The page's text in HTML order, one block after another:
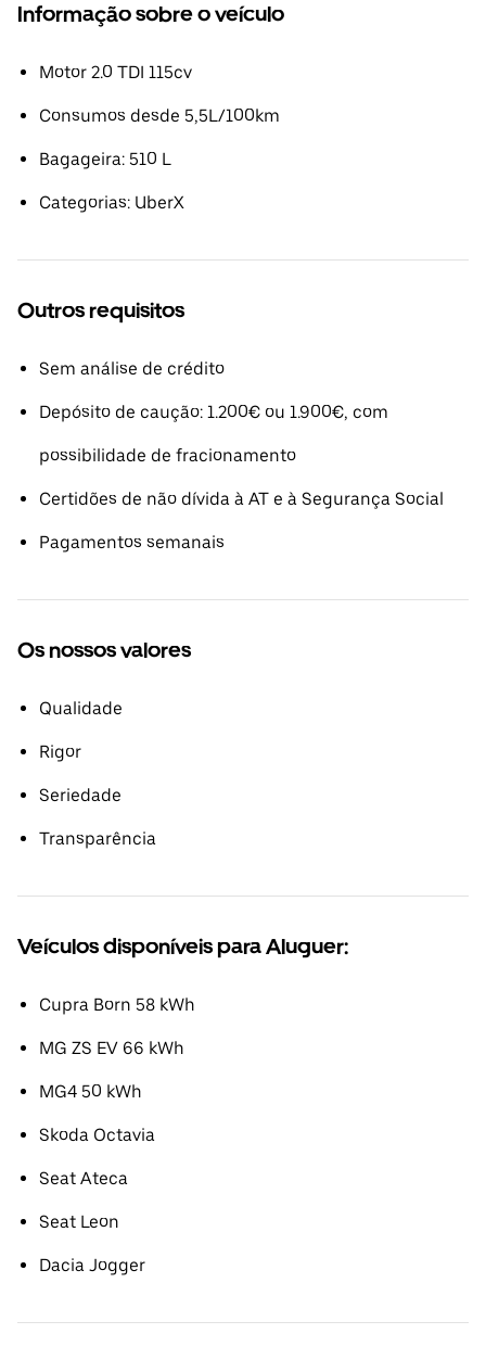
Informação sobre o veículo
Motor 2.0 TDI 115cv
Consumos desde 5,5L/100km
Bagageira: 510 L
Categorias: UberX
Outros requisitos
Sem análise de crédito
Depósito de caução: 1.200€ ou 1.900€, com
possibilidade de fracionamento
Certidões de não dívida à AT e à Segurança Social
Pagamentos semanais
Os nossos valores
Qualidade
Rigor
Seriedade
Transparência
Veículos disponíveis para Aluguer:
Cupra Born 58 kWh
MG ZS EV 66 kWh
MG4 50 kWh
Skoda Octavia
Seat Ateca
Seat Leon
Dacia Jogger